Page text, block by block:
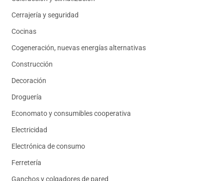
Cerrajería y seguridad
Cocinas
Cogeneración, nuevas energías alternativas
Construcción
Decoración
Droguería
Economato y consumibles cooperativa
Electricidad
Electrónica de consumo
Ferretería
Ganchos y colgadores de pared